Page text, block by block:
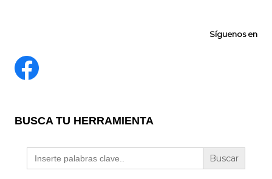
Síguenos en
BUSCA TU HERRAMIENTA
Buscar: